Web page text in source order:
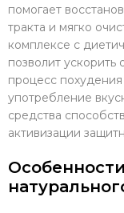
помогает
тракта и мягко
комплексе с
позволит
процесс
употребление
средства
активизации